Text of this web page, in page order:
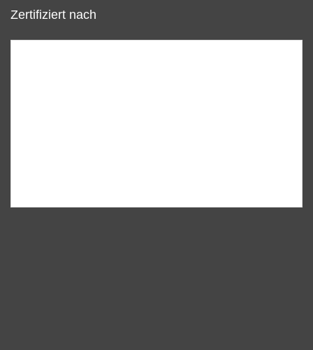
Zertifiziert nach